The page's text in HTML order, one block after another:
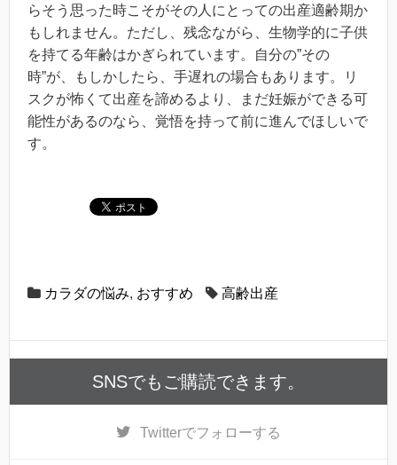
らそう思った時こそがその人にとっての出産適齢期か
もしれません。ただし、残念ながら、生物学的に子供
を持てる年齢はかぎられています。自分の”その
時”が、もしかしたら、手遅れの場合もあります。リ
スクが怖くて出産を諦めるより、まだ妊娠ができる可
能性があるのなら、覚悟を持って前に進んでほしいで
す。
カラダの悩み, おすすめ 高齢出産
SNSでもご購読できます。
Twitterでフォローする